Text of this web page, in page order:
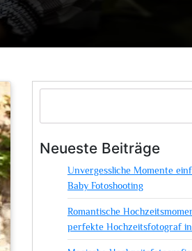
Neueste Beiträge
Unvergessliche Momente
Baby Fotoshooting
Romantische
perfekte Hochzeitsfotograf